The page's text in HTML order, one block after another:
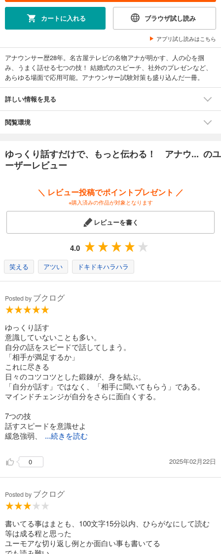
カートに入れる ブラウザ試し読み
アプリ試し読みはこちら
アナウンサー歴28年。名古屋テレビの名物アナが明かす、人の心を掴
み、うまく話せる七つの技！ 結婚式のスピーチ、社外のプレゼンなど、
あらゆる場面で応用可能。アナウンサー試験対策も盛り込んだ一冊。
詳しい情報を見る
閲覧環境
ゆっくり話すだけで、もっと伝わる！ アナウ... のユ
ーザーレビュー
＼ レビュー投稿でポイントプレゼント ／
※購入済みの作品が対象となります
レビューを書く
4.0
笑える アツい ドキドキハラハラ
Posted by ブクログ
ゆっくり話す
意識していないことも多い。
自分の話をスピードで話してしまう。
「相手が満足するか」
これに尽きる
日々のコツコツとした鍛錬が、身を結ぶ。
「自分が話す」ではなく、「相手に聞いてもらう」である。
マインドチェンジが自分をさらに面白くする。
7つの技
話すスピードを意識せよ
緩急強弱、
...続きを読む
0 2025年02月22日
Posted by ブクログ
書いてる事はまとも、100文字15分以内、ひらがなにして読む
等は成る程と思った
ユーモアな切り返し例とか面白い事も書いてる